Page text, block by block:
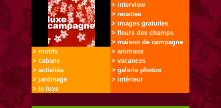
> interview
> recettes
> images gratuites
> fleurs des champs
> maison de campagne
> motifs
> cabane
> activités
> jardinage
> le luxe
> animaux
> vacances
> galerie photos
> intérieur